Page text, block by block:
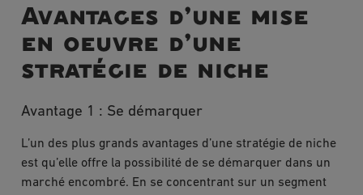
Avantages d’une mise
en oeuvre d’une
stratégie de niche
Avantage 1 : Se démarquer
L’un des plus grands avantages d’une stratégie de niche
est qu’elle offre la possibilité de se démarquer dans un
marché encombré. En se concentrant sur un segment